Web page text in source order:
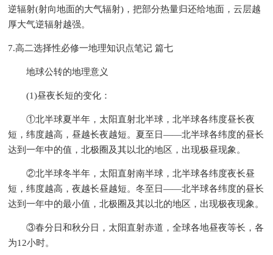
逆辐射(射向地面的大气辐射)，把部分热量归还给地面，云层越
厚大气逆辐射越强。
7.高二选择性必修一地理知识点笔记 篇七
地球公转的地理意义
(1)昼夜长短的变化：
①北半球夏半年，太阳直射北半球，北半球各纬度昼长夜
短，纬度越高，昼越长夜越短。夏至日——北半球各纬度的昼长
达到一年中的值，北极圈及其以北的地区，出现极昼现象。
②北半球冬半年，太阳直射南半球，北半球各纬度夜长昼
短，纬度越高，夜越长昼越短。冬至日——北半球各纬度的昼长
达到一年中的最小值，北极圈及其以北的地区，出现极夜现象。
③春分日和秋分日，太阳直射赤道，全球各地昼夜等长，各
为12小时。